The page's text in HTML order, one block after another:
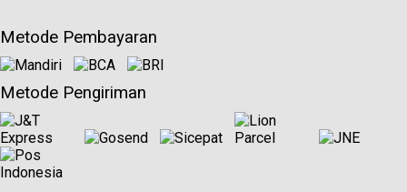
Metode Pembayaran
Metode Pengiriman